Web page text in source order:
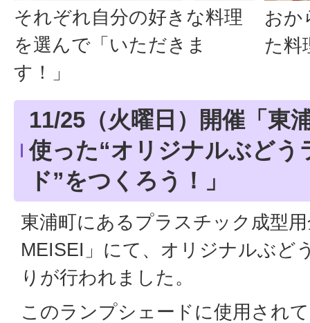
それぞれ自分の好きな料理
を選んで「いただきま
す！」
おか
た料
11/25（火曜日）開催「東
使った“オリジナルぶどう
ド”をつくろう！」
東浦町にあるプラスチック成型
MEISEI」にて、オリジナルぶど
りが行われました。
このランプシェードに使用され